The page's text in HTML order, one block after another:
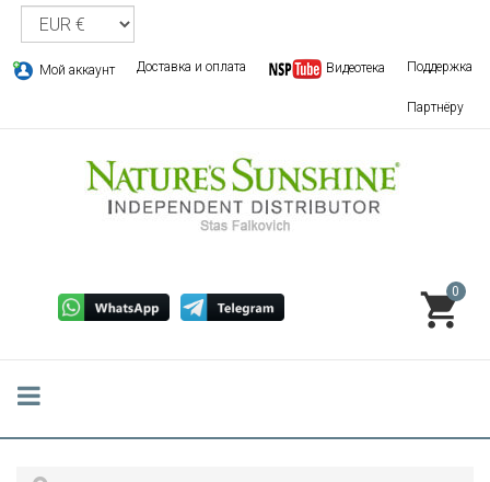
Мой аккаунт Доставка и оплата Видеотека Поддержка
Партнёру
0